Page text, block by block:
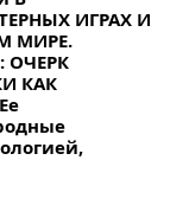
ИГРАХ И
МИРЕ.
ОЧЕРК
КАК